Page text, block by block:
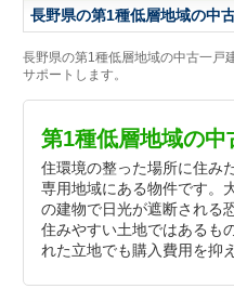
長野県の第1種低層地域の中
長野県の第1種低層地域の中古一戸
サポートします。
第1種低層地域の
住環境の整った場所に住み
専用地域にある物件です。
の建物で日光が遮断される
住みやすい土地ではあるも
れた立地でも購入費用を抑